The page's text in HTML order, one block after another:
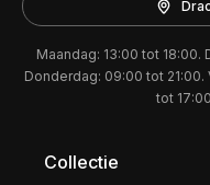
Maandag: 13:00 tot
Donderdag: 09:00 tot
tot
Collectie